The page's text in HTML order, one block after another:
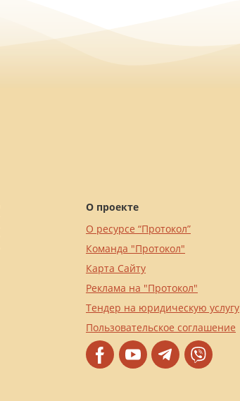
О проекте
О ресурсе “Протокол”
Команда "Протокол"
Карта Сайту
Реклама на "Протокол"
Тендер на юридическую услугу
Пользовательское соглашение